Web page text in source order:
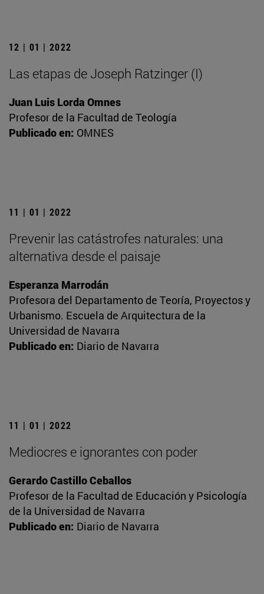
12 | 01 | 2022
Las etapas de Joseph Ratzinger (I)
Juan Luis Lorda Omnes
Profesor de la Facultad de Teología
Publicado en: OMNES
11 | 01 | 2022
Prevenir las catástrofes naturales: una
alternativa desde el paisaje
Esperanza Marrodán
Profesora del Departamento de Teoría, Proyectos y
Urbanismo. Escuela de Arquitectura de la
Universidad de Navarra
Publicado en: Diario de Navarra
11 | 01 | 2022
Mediocres e ignorantes con poder
Gerardo Castillo Ceballos
Profesor de la Facultad de Educación y Psicología
de la Universidad de Navarra
Publicado en: Diario de Navarra